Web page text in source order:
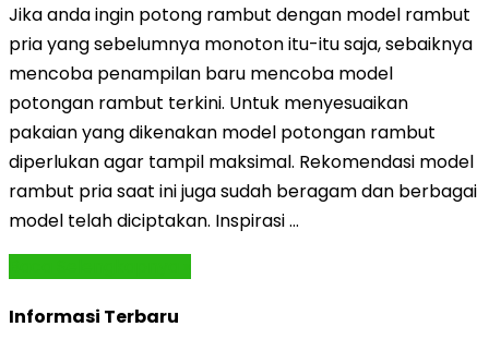
Jika anda ingin potong rambut dengan model rambut
pria yang sebelumnya monoton itu-itu saja, sebaiknya
mencoba penampilan baru mencoba model
potongan rambut terkini. Untuk menyesuaikan
pakaian yang dikenakan model potongan rambut
diperlukan agar tampil maksimal. Rekomendasi model
rambut pria saat ini juga sudah beragam dan berbagai
model telah diciptakan. Inspirasi …
Informasi Terbaru